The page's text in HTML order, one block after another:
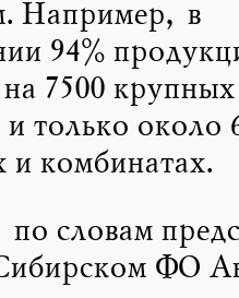
Например, в
94%
7500
только около
и комбинатах.
словам
ФО